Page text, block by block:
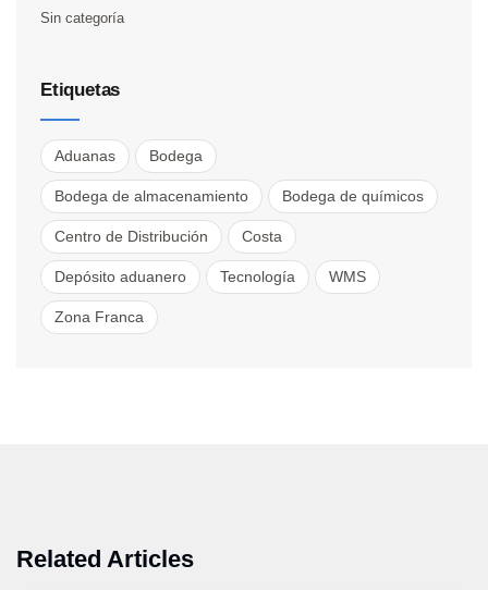
Sin categoría
Etiquetas
Aduanas Bodega
Bodega de almacenamiento Bodega de químicos
Centro de Distribución Costa
Depósito aduanero Tecnología WMS
Zona Franca
Related Articles